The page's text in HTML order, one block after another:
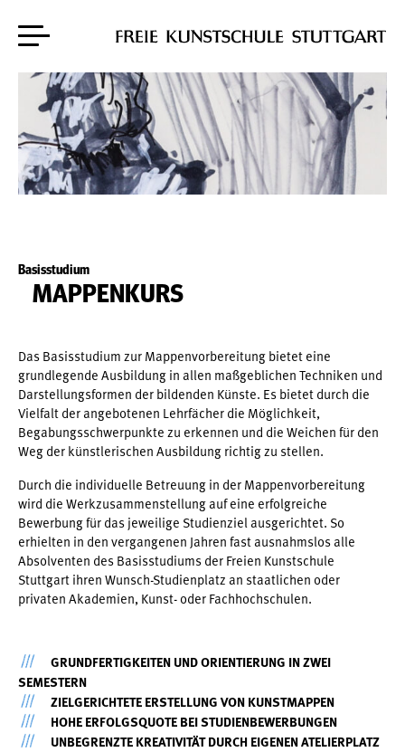
Basisstudium
MAPPENKURS
Das Basisstudium zur Mappenvorbereitung bietet eine
grundlegende Ausbildung in allen maßgeblichen Techniken und
Darstellungsformen der bildenden Künste. Es bietet durch die
Vielfalt der angebotenen Lehrfächer die Möglichkeit,
Begabungsschwerpunkte zu erkennen und die Weichen für den
Weg der künstlerischen Ausbildung richtig zu stellen.
Durch die individuelle Betreuung in der Mappenvorbereitung
wird die Werkzusammenstellung auf eine erfolgreiche
Bewerbung für das jeweilige Studienziel ausgerichtet. So
erhielten in den vergangenen Jahren fast ausnahmslos alle
Absolventen des Basisstudiums der Freien Kunstschule
Stuttgart ihren Wunsch-Studienplatz an staatlichen oder
privaten Akademien, Kunst- oder Fachhochschulen.
GRUNDFERTIGKEITEN UND ORIENTIERUNG IN ZWEI
SEMESTERN
ZIELGERICHTETE ERSTELLUNG VON KUNSTMAPPEN
HOHE ERFOLGSQUOTE BEI STUDIENBEWERBUNGEN
UNBEGRENZTE KREATIVITÄT DURCH EIGENEN ATELIERPLATZ